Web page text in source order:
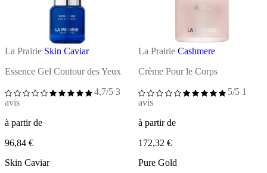
La Prairie Skin Caviar
Essence Gel Contour des Yeux
4,7/5 3
avis
à partir de
96,84 €
La Prairie Cashmere
Crème Pour le Corps
5/5 1
avis
à partir de
172,32 €
Skin Caviar
Pure Gold